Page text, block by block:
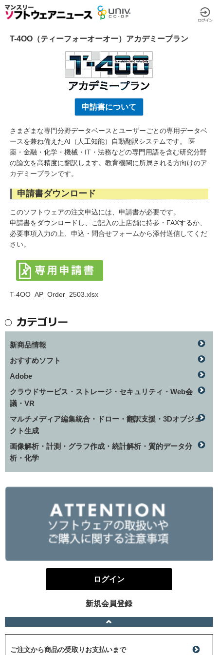
T-4OO（ティーフォーオーオー）アカデミープラン
申請書について
さまざまな専門分野データベースとユーザーごとの専用データベ
ースを兼ね備えたAI（人工知能）自動翻訳システムです。 医
薬・金融・化学・機械・IT・法務などの専門用語を含む研究分野
の論文を高精度に翻訳します。教育機関に所属される方向けのア
カデミープランです。
申請書ダウンロード
このソフトウェアの注文申込には、申請書が必要です。
申請書をダウンロードし、ご記入の上店舗に持参・FAXするか、
必要事項入力の上、申込・問合せフォームから添付送信してくだ
さい。
T-4OO_AP_Order_2503.xlsx
新商品情報
おすすめソフト
Adobe
クラウドサービス・ストレージ・セキュリティ・Web会
議・VR
マルチメディア編集統合・ドロー・翻訳支援・3Dオブジェ
クト生成
画像解析・計測・グラフ作成・統計解析・質的データ分
析・化学
ログイン
新規会員登録
ご注文から商品の受取りお支払いまで